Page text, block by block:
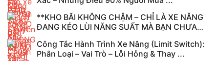
**KHO BÃI KHÔNG CHẬM – CHỈ LÀ XE NÂNG
ĐANG KÉO LÙI NĂNG SUẤT MÀ BẠN CHƯA
Công Tắc Hành Trình Xe Nâng (Limit Switch):
Phân Loại – Vai Trò – Lỗi Hỏng & Thay ...